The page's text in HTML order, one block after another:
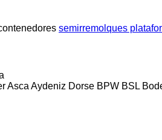
semirremolques
Asca Aydeniz Dorse BPW BSL